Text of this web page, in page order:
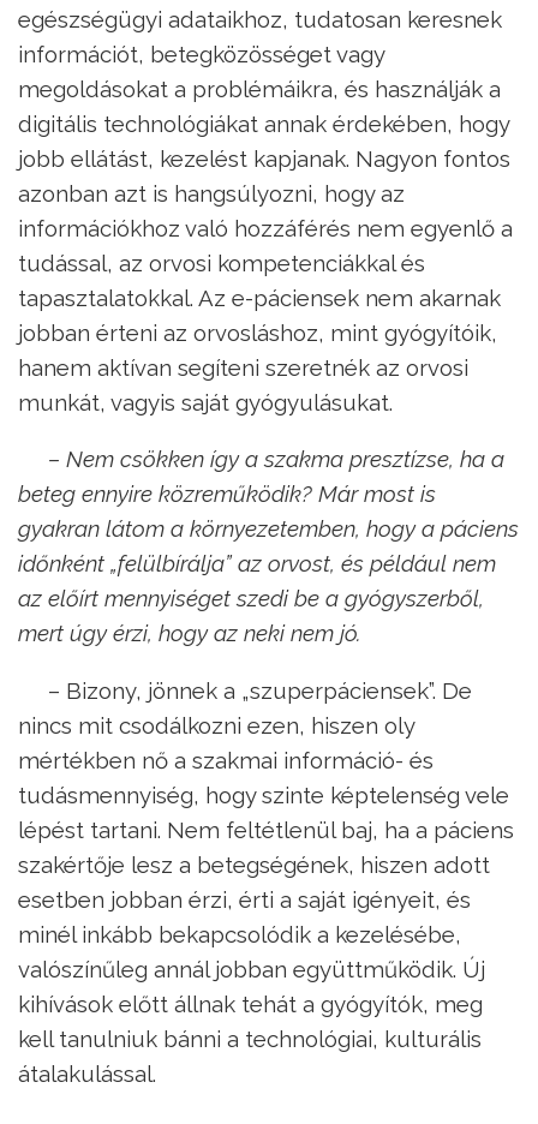
egészségügyi adataikhoz, tudatosan keresnek
információt, betegközösséget vagy
megoldásokat a problémáikra, és használják a
digitális technológiákat annak érdekében, hogy
jobb ellátást, kezelést kapjanak. Nagyon fontos
azonban azt is hangsúlyozni, hogy az
információkhoz való hozzáférés nem egyenlő a
tudással, az orvosi kompetenciákkal és
tapasztalatokkal. Az e-páciensek nem akarnak
jobban érteni az orvosláshoz, mint gyógyítóik,
hanem aktívan segíteni szeretnék az orvosi
munkát, vagyis saját gyógyulásukat.
– Nem csökken így a szakma presztízse, ha a
beteg ennyire közreműködik? Már most is
gyakran látom a környezetemben, hogy a páciens
időnként „felülbírálja” az orvost, és például nem
az előírt mennyiséget szedi be a gyógyszerből,
mert úgy érzi, hogy az neki nem jó.
– Bizony, jönnek a „szuperpáciensek”. De
nincs mit csodálkozni ezen, hiszen oly
mértékben nő a szakmai információ- és
tudásmennyiség, hogy szinte képtelenség vele
lépést tartani. Nem feltétlenül baj, ha a páciens
szakértője lesz a betegségének, hiszen adott
esetben jobban érzi, érti a saját igényeit, és
minél inkább bekapcsolódik a kezelésébe,
valószínűleg annál jobban együttműködik. Új
kihívások előtt állnak tehát a gyógyítók, meg
kell tanulniuk bánni a technológiai, kulturális
átalakulással.